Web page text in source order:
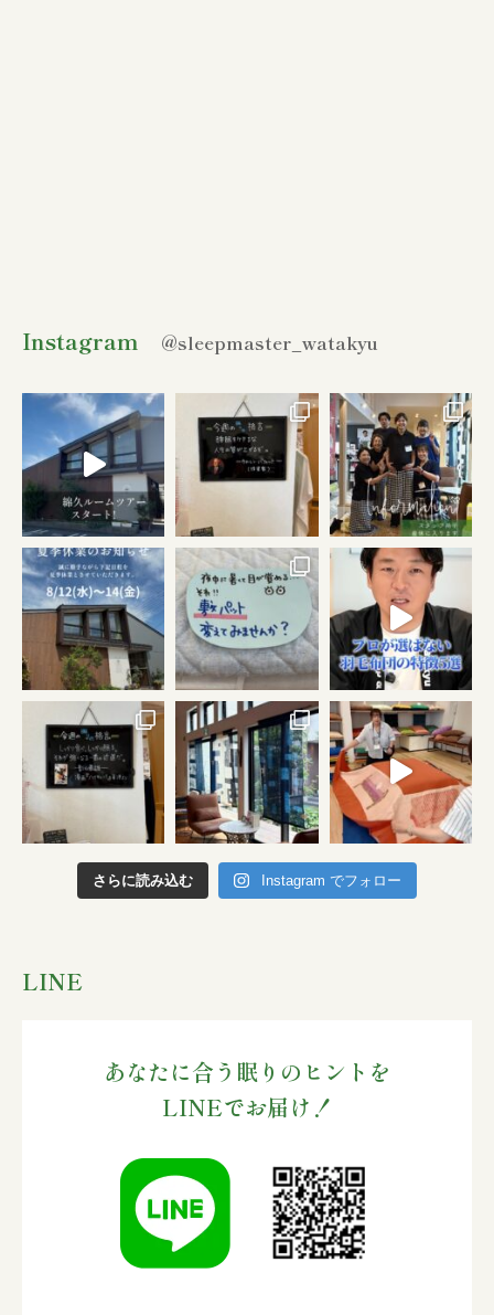
Instagram @sleepmaster_watakyu
さらに読み込む Instagram でフォロー
LINE
あなたに合う眠りのヒントを
LINEでお届け！